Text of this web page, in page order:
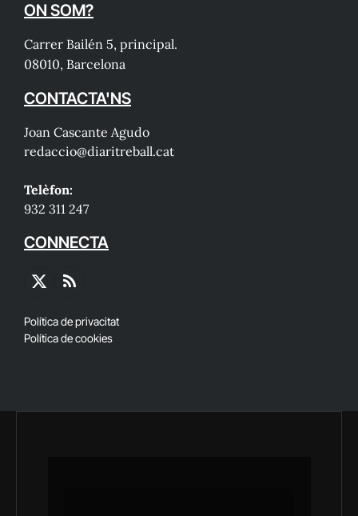
ON SOM?
Carrer Bailén 5, principal.
08010, Barcelona
CONTACTA'NS
Joan Cascante Agudo
redaccio@diaritreball.cat
Telèfon:
932 311 247
CONNECTA
X
RSS
Política de privacitat
Política de cookies